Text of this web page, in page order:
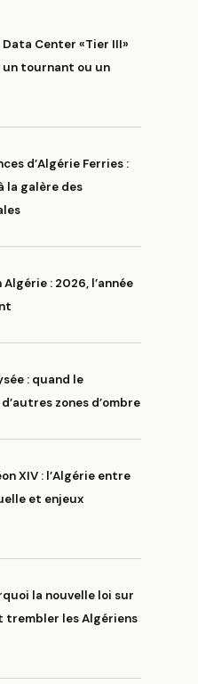
Center «Tier III»
un tournant ou un
d’Algérie Ferries :
la galère des
: 2026, l’année
: quand le
zones d’ombre
XIV : l’Algérie entre
et enjeux
la nouvelle loi sur
les Algériens